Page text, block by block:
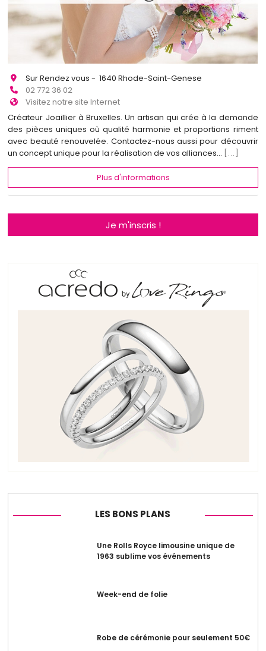
Sur Rendez vous - 1640 Rhode-Saint-Genese
02 772 36 02
Visitez notre site Internet
Créateur Joaillier à Bruxelles. Un artisan qui crée à la demande
des pièces uniques où qualité harmonie et proportions riment
avec beauté renouvelée. Contactez-nous aussi pour découvrir
un concept unique pour la réalisation de vos alliances...
[...]
Plus d'informations
Je m'inscris !
LES BONS PLANS
Une Rolls Royce limousine unique de
1963 sublime vos événements
Week-end de folie
Robe de cérémonie pour seulement 50€